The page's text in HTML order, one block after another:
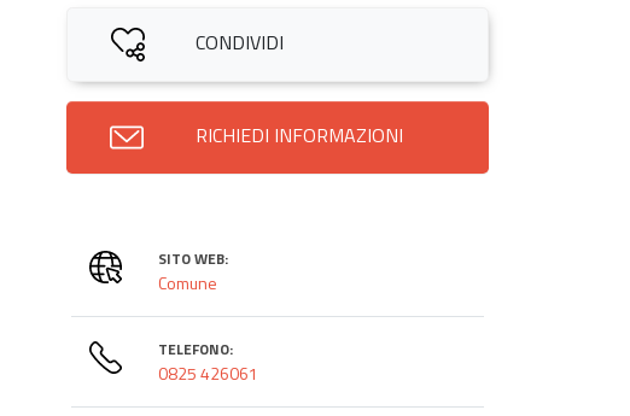
CONDIVIDI
RICHIEDI INFORMAZIONI
SITO WEB:
Comune
TELEFONO:
0825 426061